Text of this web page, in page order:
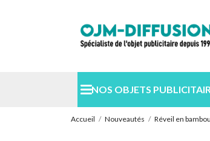
NOS OBJETS
Accueil Nouveautés Réveil en